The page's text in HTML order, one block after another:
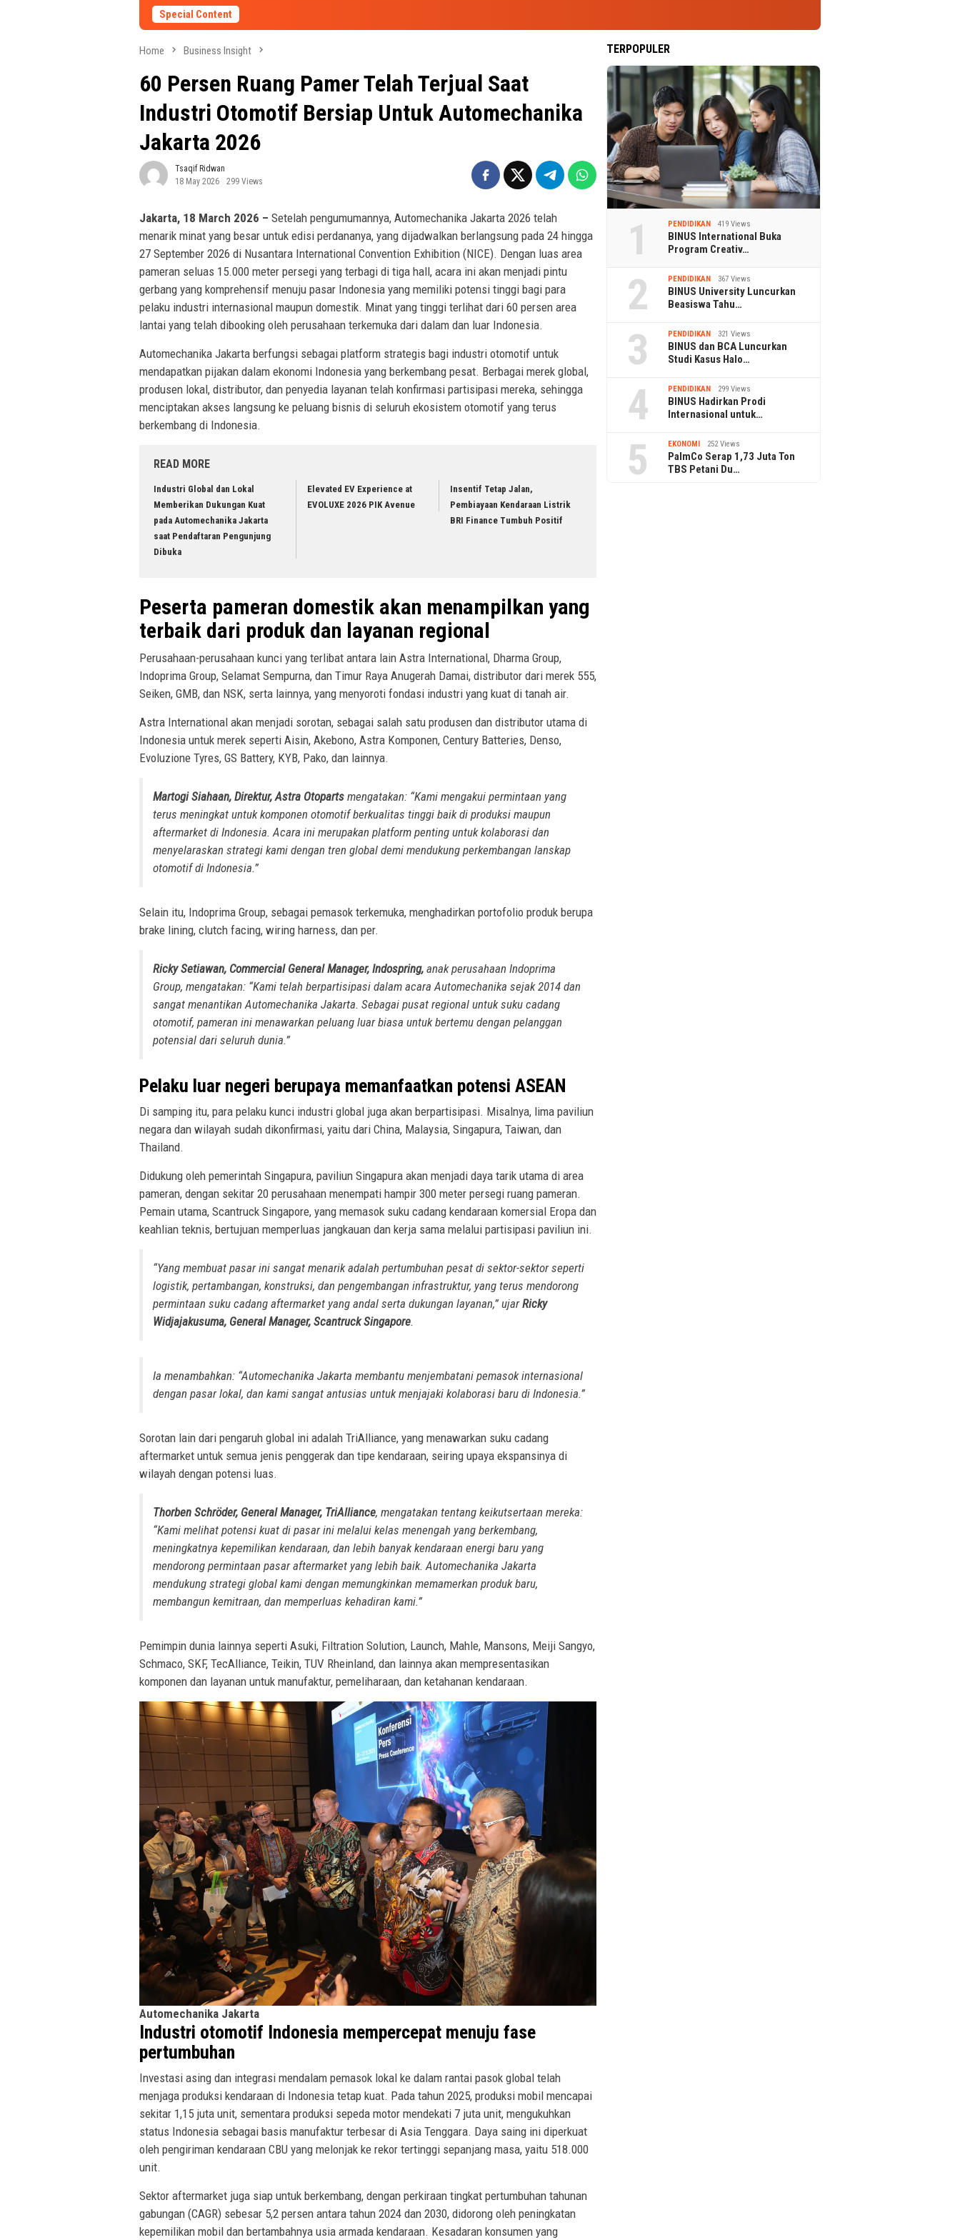
Special Content
Home Business Insight
60 Persen Ruang Pamer Telah Terjual Saat
Industri Otomotif Bersiap Untuk Automechanika
Jakarta 2026
Tsaqif Ridwan
18 May 2026
299 Views
Jakarta, 18 March 2026 – Setelah pengumumannya, Automechanika Jakarta 2026 telah
menarik minat yang besar untuk edisi perdananya, yang dijadwalkan berlangsung pada 24 hingga
27 September 2026 di Nusantara International Convention Exhibition (NICE). Dengan luas area
pameran seluas 15.000 meter persegi yang terbagi di tiga hall, acara ini akan menjadi pintu
gerbang yang komprehensif menuju pasar Indonesia yang memiliki potensi tinggi bagi para
pelaku industri internasional maupun domestik. Minat yang tinggi terlihat dari 60 persen area
lantai yang telah dibooking oleh perusahaan terkemuka dari dalam dan luar Indonesia.
Automechanika Jakarta berfungsi sebagai platform strategis bagi industri otomotif untuk
mendapatkan pijakan dalam ekonomi Indonesia yang berkembang pesat. Berbagai merek global,
produsen lokal, distributor, dan penyedia layanan telah konfirmasi partisipasi mereka, sehingga
menciptakan akses langsung ke peluang bisnis di seluruh ekosistem otomotif yang terus
berkembang di Indonesia.
READ MORE
Industri Global dan Lokal
Memberikan Dukungan Kuat
pada Automechanika Jakarta
saat Pendaftaran Pengunjung
Dibuka
Elevated EV Experience at
EVOLUXE 2026 PIK Avenue
Insentif Tetap Jalan,
Pembiayaan Kendaraan Listrik
BRI Finance Tumbuh Positif
Peserta pameran domestik akan menampilkan yang
terbaik dari produk dan layanan regional
Perusahaan-perusahaan kunci yang terlibat antara lain Astra International, Dharma Group,
Indoprima Group, Selamat Sempurna, dan Timur Raya Anugerah Damai, distributor dari merek 555,
Seiken, GMB, dan NSK, serta lainnya, yang menyoroti fondasi industri yang kuat di tanah air.
Astra International akan menjadi sorotan, sebagai salah satu produsen dan distributor utama di
Indonesia untuk merek seperti Aisin, Akebono, Astra Komponen, Century Batteries, Denso,
Evoluzione Tyres, GS Battery, KYB, Pako, dan lainnya.
Martogi Siahaan, Direktur, Astra Otoparts mengatakan: “Kami mengakui permintaan yang
terus meningkat untuk komponen otomotif berkualitas tinggi baik di produksi maupun
aftermarket di Indonesia. Acara ini merupakan platform penting untuk kolaborasi dan
menyelaraskan strategi kami dengan tren global demi mendukung perkembangan lanskap
otomotif di Indonesia.”
Selain itu, Indoprima Group, sebagai pemasok terkemuka, menghadirkan portofolio produk berupa
brake lining, clutch facing, wiring harness, dan per.
Ricky Setiawan, Commercial General Manager, Indospring, anak perusahaan Indoprima
Group, mengatakan: “Kami telah berpartisipasi dalam acara Automechanika sejak 2014 dan
sangat menantikan Automechanika Jakarta. Sebagai pusat regional untuk suku cadang
otomotif, pameran ini menawarkan peluang luar biasa untuk bertemu dengan pelanggan
potensial dari seluruh dunia.”
Pelaku luar negeri berupaya memanfaatkan potensi ASEAN
Di samping itu, para pelaku kunci industri global juga akan berpartisipasi. Misalnya, lima paviliun
negara dan wilayah sudah dikonfirmasi, yaitu dari China, Malaysia, Singapura, Taiwan, dan
Thailand.
Didukung oleh pemerintah Singapura, paviliun Singapura akan menjadi daya tarik utama di area
pameran, dengan sekitar 20 perusahaan menempati hampir 300 meter persegi ruang pameran.
Pemain utama, Scantruck Singapore, yang memasok suku cadang kendaraan komersial Eropa dan
keahlian teknis, bertujuan memperluas jangkauan dan kerja sama melalui partisipasi paviliun ini.
“Yang membuat pasar ini sangat menarik adalah pertumbuhan pesat di sektor-sektor seperti
logistik, pertambangan, konstruksi, dan pengembangan infrastruktur, yang terus mendorong
permintaan suku cadang aftermarket yang andal serta dukungan layanan,” ujarRicky
Widjajakusuma, General Manager, Scantruck Singapore.
Ia menambahkan: “Automechanika Jakarta membantu menjembatani pemasok internasional
dengan pasar lokal, dan kami sangat antusias untuk menjajaki kolaborasi baru di Indonesia.”
Sorotan lain dari pengaruh global ini adalah TriAlliance, yang menawarkan suku cadang
aftermarket untuk semua jenis penggerak dan tipe kendaraan, seiring upaya ekspansinya di
wilayah dengan potensi luas.
Thorben Schröder, General Manager, TriAlliance, mengatakan tentang keikutsertaan mereka:
“Kami melihat potensi kuat di pasar ini melalui kelas menengah yang berkembang,
meningkatnya kepemilikan kendaraan, dan lebih banyak kendaraan energi baru yang
mendorong permintaan pasar aftermarket yang lebih baik. Automechanika Jakarta
mendukung strategi global kami dengan memungkinkan memamerkan produk baru,
membangun kemitraan, dan memperluas kehadiran kami.”
Pemimpin dunia lainnya seperti Asuki, Filtration Solution, Launch, Mahle, Mansons, Meiji Sangyo,
Schmaco, SKF, TecAlliance, Teikin, TUV Rheinland, dan lainnya akan mempresentasikan
komponen dan layanan untuk manufaktur, pemeliharaan, dan ketahanan kendaraan.
Automechanika Jakarta
Industri otomotif Indonesia mempercepat menuju fase
pertumbuhan
Investasi asing dan integrasi mendalam pemasok lokal ke dalam rantai pasok global telah
menjaga produksi kendaraan di Indonesia tetap kuat. Pada tahun 2025, produksi mobil mencapai
sekitar 1,15 juta unit, sementara produksi sepeda motor mendekati 7 juta unit, mengukuhkan
status Indonesia sebagai basis manufaktur terbesar di Asia Tenggara. Daya saing ini diperkuat
oleh pengiriman kendaraan CBU yang melonjak ke rekor tertinggi sepanjang masa, yaitu 518.000
unit.
Sektor aftermarket juga siap untuk berkembang, dengan perkiraan tingkat pertumbuhan tahunan
gabungan (CAGR) sebesar 5,2 persen antara tahun 2024 dan 2030, didorong oleh peningkatan
kepemilikan mobil dan bertambahnya usia armada kendaraan. Kesadaran konsumen yang
TERPOPULER
1 PENDIDIKAN 419 Views
BINUS International Buka
Program Creativ…
2 PENDIDIKAN 367 Views
BINUS University Luncurkan
Beasiswa Tahu…
3 PENDIDIKAN 321 Views
BINUS dan BCA Luncurkan
Studi Kasus Halo…
4 PENDIDIKAN 299 Views
BINUS Hadirkan Prodi
Internasional untuk…
5 EKONOMI 252 Views
PalmCo Serap 1,73 Juta Ton
TBS Petani Du…